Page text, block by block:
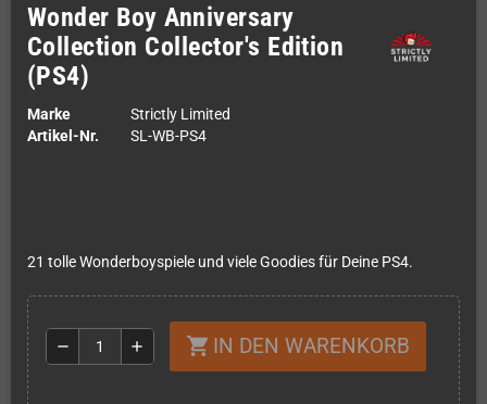
Wonder Boy Anniversary
Collection Collector's Edition
(PS4)
Marke
Strictly Limited
Artikel-Nr.
SL-WB-PS4
21 tolle Wonderboyspiele und viele Goodies für Deine PS4.
remove add shopping_cart IN DEN WARENKORB